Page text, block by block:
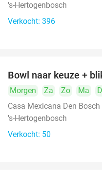
's-Hertogenbosch
Verkocht: 396
Bowl naar keuze +
Morgen Za Zo Ma
Casa Mexicana Den Bosch
's-Hertogenbosch
Verkocht: 50